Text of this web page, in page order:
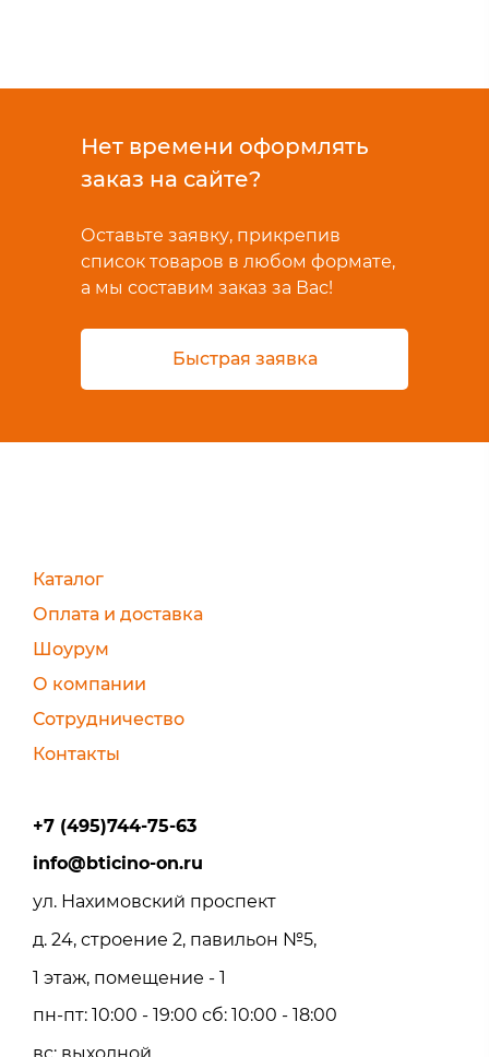
Нет времени оформлять
заказ на сайте?
Оставьте заявку, прикрепив
список товаров в любом формате,
а мы составим заказ за Вас!
Быстрая заявка
Каталог
Оплата и доставка
Шоурум
О компании
Сотрудничество
Контакты
+7 (495)744-75-63
info@bticino-on.ru
ул. Нахимовский проспект
д. 24, строение 2, павильон №5,
1 этаж, помещение - 1
пн-пт: 10:00 - 19:00 сб: 10:00 - 18:00